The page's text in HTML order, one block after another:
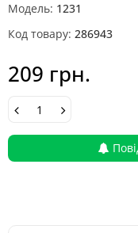
Модель: 1231
Код товару: 286943
209 грн.